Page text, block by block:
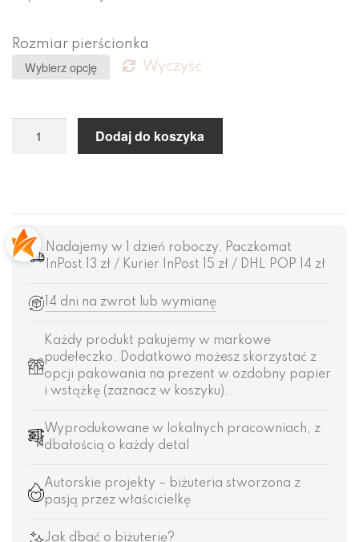
Rozmiar pierścionka
Wyczyść
Dodaj do koszyka
Nadajemy w 1 dzień roboczy. Paczkomat
InPost 13 zł / Kurier InPost 15 zł / DHL POP 14 zł
14 dni na zwrot lub wymianę
Każdy produkt pakujemy w markowe
pudełeczko. Dodatkowo możesz skorzystać z
opcji pakowania na prezent w ozdobny papier
i wstążkę (zaznacz w koszyku).
Wyprodukowane w lokalnych pracowniach, z
dbałością o każdy detal
Autorskie projekty – biżuteria stworzona z
pasją przez właścicielkę
Jak dbać o biżuterię?